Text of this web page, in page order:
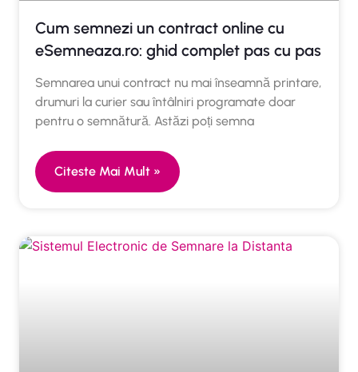
Cum semnezi un contract online cu
eSemneaza.ro: ghid complet pas cu pas
Semnarea unui contract nu mai înseamnă printare,
drumuri la curier sau întâlniri programate doar
pentru o semnătură. Astăzi poți semna
Citeste Mai Mult »